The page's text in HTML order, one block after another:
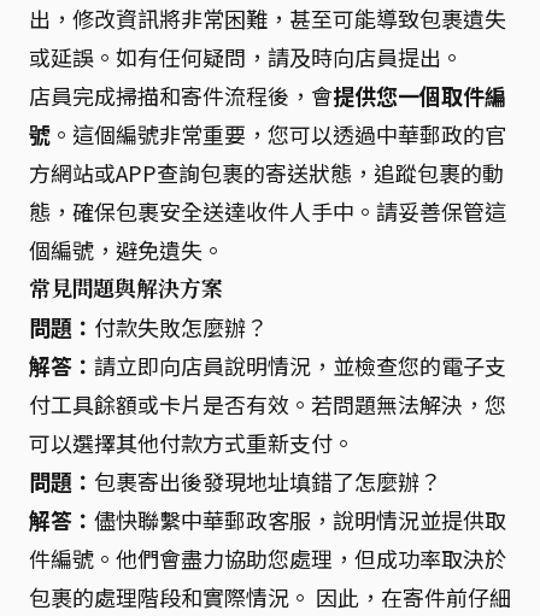
出，修改資訊將非常困難，甚至可能導致包裹遺失
或延誤。如有任何疑問，請及時向店員提出。
店員完成掃描和寄件流程後，會提供您一個取件編
號 。這個編號非常重要，您可以透過中華郵政的官
方網站或APP查詢包裹的寄送狀態，追蹤包裹的動
態，確保包裹安全送達收件人手中。請妥善保管這
個編號，避免遺失。
常見問題與解決方案
問題： 付款失敗怎麼辦？
解答： 請立即向店員說明情況，並檢查您的電子支
付工具餘額或卡片是否有效。若問題無法解決，您
可以選擇其他付款方式重新支付。
問題： 包裹寄出後發現地址填錯了怎麼辦？
解答： 儘快聯繫中華郵政客服，說明情況並提供取
件編號。他們會盡力協助您處理，但成功率取決於
包裹的處理階段和實際情況。 因此，在寄件前仔細